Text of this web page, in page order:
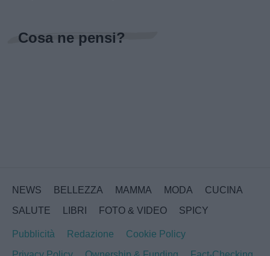
Cosa ne pensi?
NEWS BELLEZZA MAMMA MODA
CUCINA
SALUTE
LIBRI FOTO & VIDEO SPICY
Pubblicità Redazione
Cookie Policy